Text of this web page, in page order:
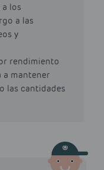
a los
a las
y
rendimiento
a mantener
las cantidades